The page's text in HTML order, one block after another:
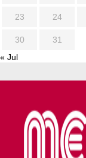
23 24
30
31
« Jul